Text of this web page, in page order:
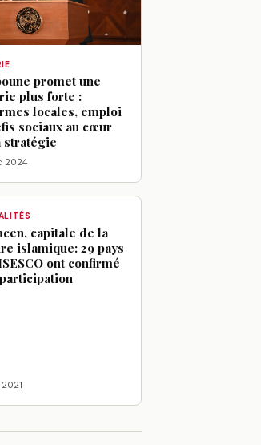
promet une
plus forte :
locales, emploi
sociaux au cœur
stratégie
2024
capitale de la
islamique: 29 pays
ont confirmé
2021